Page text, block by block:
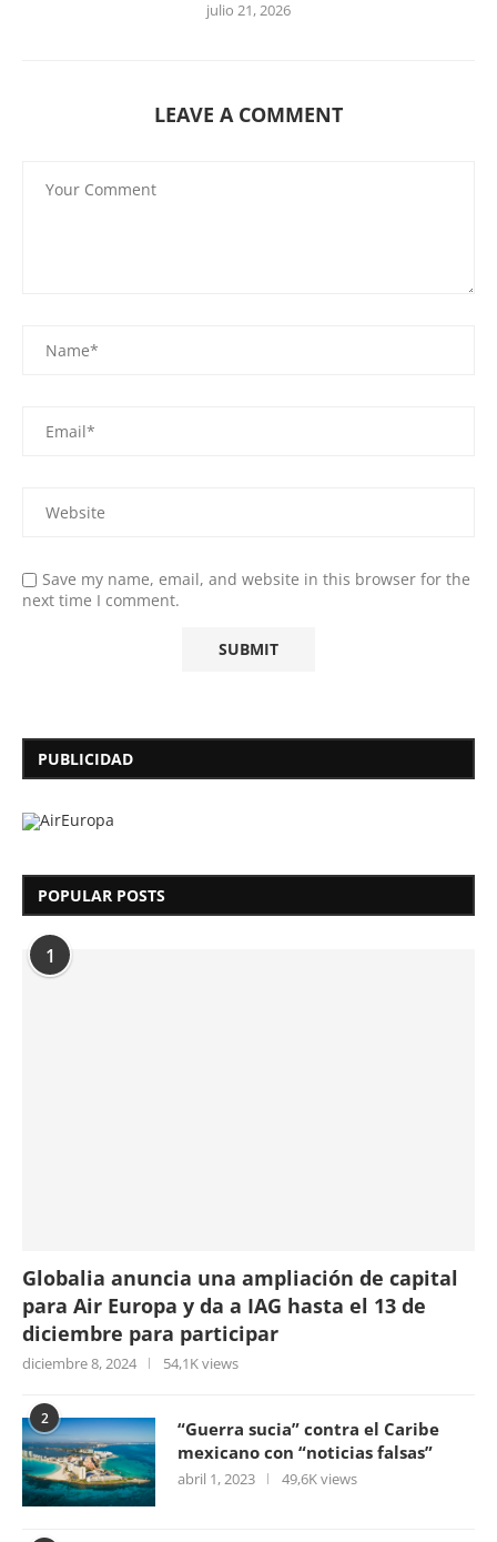
julio 21, 2026
LEAVE A COMMENT
Save my name, email, and website in this browser for the
next time I comment.
PUBLICIDAD
POPULAR POSTS
1
Globalia anuncia una ampliación de capital
para Air Europa y da a IAG hasta el 13 de
diciembre para participar
diciembre 8, 2024 54,1K views
2
“Guerra sucia” contra el Caribe
mexicano con “noticias falsas”
abril 1, 2023 49,6K views